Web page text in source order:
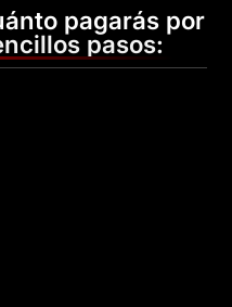
pagarás por
pasos: